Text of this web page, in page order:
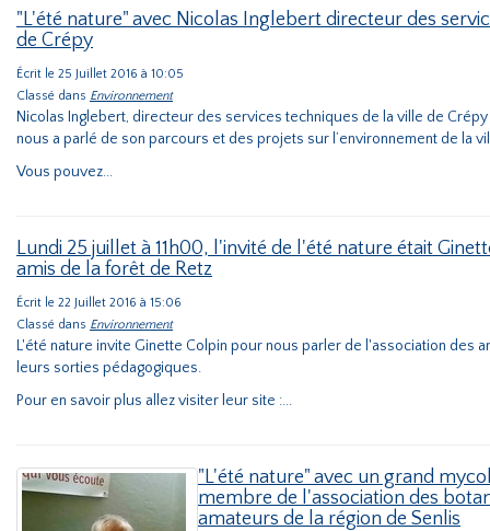
"L'été nature" avec Nicolas Inglebert directeur des
de Crépy
Écrit le 25 Juillet 2016 à 10:05
Classé dans Environnement
Nicolas Inglebert, directeur des services techniques de la ville de
nous a parlé de son parcours et des projets sur l’environnement de la
Vous pouvez...
Lundi 25 juillet à 11h00, l'invité de l'été nature était
amis de la forêt de Retz
Écrit le 22 Juillet 2016 à 15:06
Classé dans Environnement
L'été nature invite Ginette Colpin pour nous parler de l'association des
leurs sorties pédagogiques.
Pour en savoir plus allez visiter leur site :...
"L'été nature" avec un grand
membre de l'association des
amateurs de la région de Senlis